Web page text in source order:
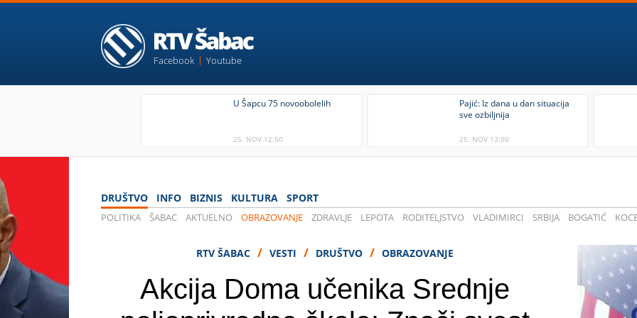
Facebook Youtube
U Šapcu 75 novoobolelih
25. NOV 12:50
Pajić: Iz dana u dan situacija
sve ozbiljnija
25. NOV 13:00
DRUŠTVO INFO BIZNIS KULTURA SPORT
POLITIKA ŠABAC AKTUELNO OBRAZOVANJE ZDRAVLJE LEPOTA RODITELJSTVO VLADIMIRCI SRBIJA BOGATIĆ
RTV ŠABAC / VESTI / DRUŠTVO / OBRAZOVANJE
Akcija Doma učenika Srednje